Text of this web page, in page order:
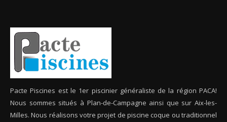
Pacte Piscines est le 1er piscinier généraliste de la région PACA!
Nous sommes situés à Plan-de-Campagne ainsi que sur Aix-les-
Milles. Nous réalisons votre projet de piscine coque ou traditionnel